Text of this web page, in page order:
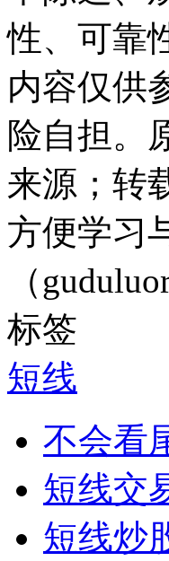
性、可靠
内容仅供
险自担。
来源；转
方便学习
（
标签
短线
不会看
短线交
短线炒